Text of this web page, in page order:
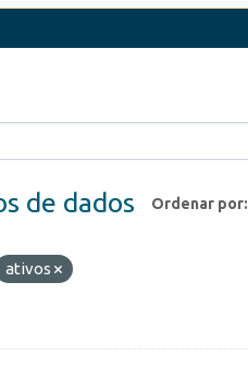
Ordenar por
de dados
ativos